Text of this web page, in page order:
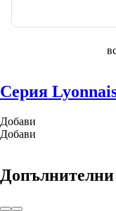
Серия
Добави
Добави